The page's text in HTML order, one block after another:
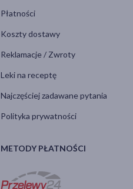
Płatności
Koszty dostawy
Reklamacje / Zwroty
Leki na receptę
Najczęściej zadawane pytania
Polityka prywatności
METODY PŁATNOŚCI